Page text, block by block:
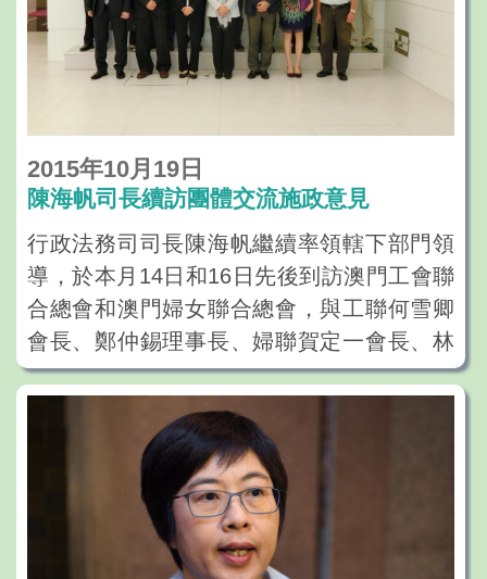
2015年10月19日
陳海帆司長續訪團體交流施政意見
行政法務司司長陳海帆繼續率領轄下部門領
導，於本月14日和16日先後到訪澳門工會聯
合總會和澳門婦女聯合總會，與工聯何雪卿
會長、鄭仲錫理事長、婦聯賀定一會長、林
婉妹理事長及50多名代表會面，就行政法務
範疇的施政工作與兩個團體交流意見和建